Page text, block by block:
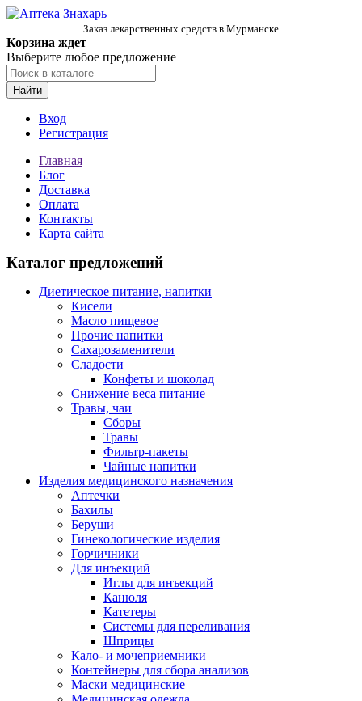
Заказ лекарственных средств в Мурманске
Корзина ждет
Выберите любое предложение
Найти
Вход
Регистрация
Главная
Блог
Доставка
Оплата
Контакты
Карта сайта
Каталог предложений
Диетическое питание, напитки
Кисели
Масло пищевое
Прочие напитки
Сахарозаменители
Сладости
Конфеты и шоколад
Снижение веса питание
Травы, чаи
Сборы
Травы
Фильтр-пакеты
Чайные напитки
Изделия медицинского назначения
Аптечки
Бахилы
Беруши
Гинекологические изделия
Горчичники
Для инъекций
Иглы для инъекций
Канюля
Катетеры
Системы для переливания
Шприцы
Кало- и мочеприемники
Контейнеры для сбора анализов
Маски медицинские